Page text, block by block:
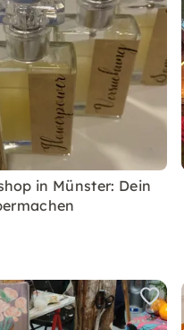
in Münster: Dein